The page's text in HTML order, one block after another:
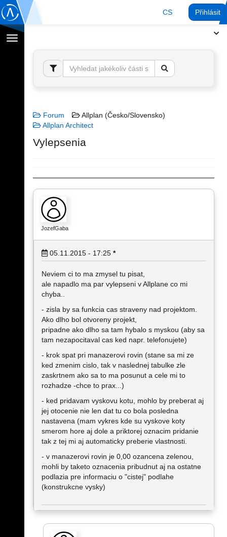
CS Přihlásit
Přepnout
navigaci
Forum
Allplan (Česko/Slovensko)
Allplan Architect
Vylepsenia
JozefGaba
05.11.2015 - 17:25 *
Neviem ci to ma zmysel tu pisat,
ale napadlo ma par vylepseni v Allplane co mi
chyba..
- zisla by sa funkcia cas straveny nad projektom.
Ako dlho bol otvoreny projekt,
pripadne ako dlho sa tam hybalo s myskou (aby sa
tam nezapocitaval cas ked napr. telefonujete)
- krok spat pri manazerovi rovin (stane sa mi ze
ked zmenim cislo, tak v naslednej tabulke zle
zaskrtnem ako sa to ma posunut a cele mi to
rozhadze -chce to prax...)
- ked pridavam vyskovu kotu, mohlo by preberat aj
jej otocenie nie len dat tu co bola posledna
nastavena (mam vykres kde su vyskove koty
smerom hore aj dole a priktorej oznacim pridanie
tak z tej mi aj automaticky preberie vlastnosti.
- v manazerovi rovin je 0,00 ozancena zelenou,
mohli by taketo oznacenia pribudnut aj na ostatne
podlazia pre informaciu o "cistej" podlahe
(konstrukcne vysky)